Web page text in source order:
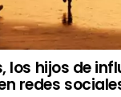
los hijos de
redes